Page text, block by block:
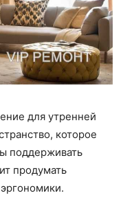
для утренней
которое
поддерживать
продумать